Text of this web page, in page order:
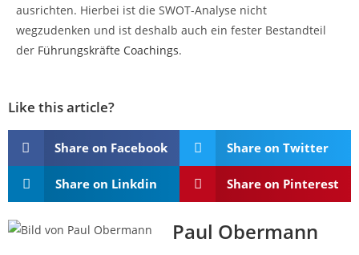
ausrichten. Hierbei ist die SWOT-Analyse nicht
wegzudenken und ist deshalb auch ein fester Bestandteil
der Führungskräfte Coachings.
Like this article?
Share on Facebook Share on Twitter
Share on Linkdin Share on Pinterest
Paul Obermann